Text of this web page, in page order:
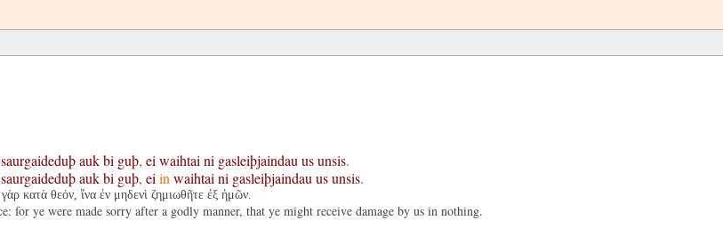
saurgaideduþ auk bi guþ, ei waihtai ni gasleiþjaindau us unsis.
saurgaideduþ auk bi guþ, ei in waihtai ni gasleiþjaindau us unsis.
κατὰ θεόν, ἵνα ἐν μηδενὶ ζημιωθῆτε ἐξ ἡμῶν.
ye were made sorry after a godly manner, that ye might receive damage by us in nothing.